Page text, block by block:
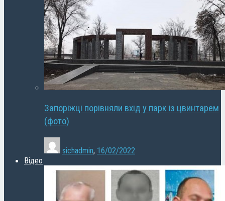
Запоріжці порівняли вхід у парк із цвинтарем
(фото)
sichadmin, 16/02/2022
Відео